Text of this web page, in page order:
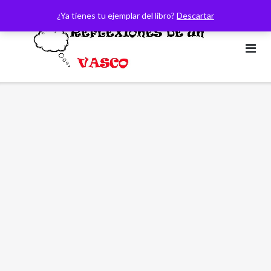
¿Ya tienes tu ejemplar del libro? Descartar
contenido